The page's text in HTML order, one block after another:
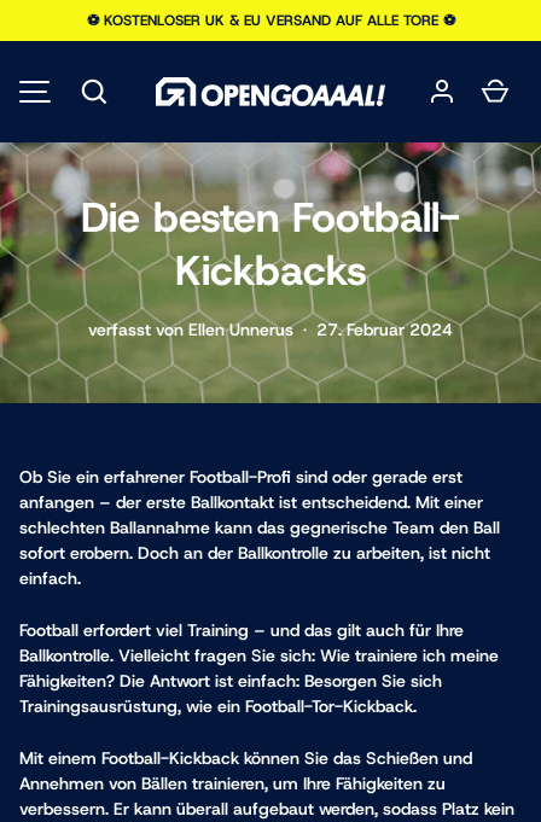
⚽️ KOSTENLOSER UK & EU VERSAND AUF ALLE TORE ⚽️
Suchen
Die besten Football-
Kickbacks
verfasst von Ellen Unnerus · 27. Februar 2024
Ob Sie ein erfahrener Football-Profi sind oder gerade erst
anfangen – der erste Ballkontakt ist entscheidend. Mit einer
schlechten Ballannahme kann das gegnerische Team den Ball
sofort erobern. Doch an der Ballkontrolle zu arbeiten, ist nicht
einfach.
Football erfordert viel Training – und das gilt auch für Ihre
Ballkontrolle. Vielleicht fragen Sie sich: Wie trainiere ich meine
Fähigkeiten? Die Antwort ist einfach: Besorgen Sie sich
Trainingsausrüstung, wie ein Football-Tor-Kickback.
Mit einem Football-Kickback können Sie das Schießen und
Annehmen von Bällen trainieren, um Ihre Fähigkeiten zu
verbessern. Er kann überall aufgebaut werden, sodass Platz kein